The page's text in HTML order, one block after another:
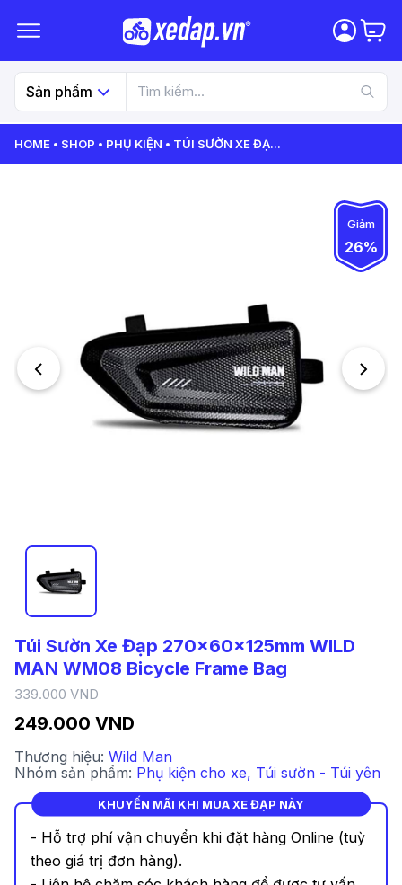
Sản phẩm
HOME SHOP PHỤ KIỆN TÚI SƯỜN XE ĐẠ...
Giảm
26%
Túi Sườn Xe Đạp 270x60x125mm WILD
MAN WM08 Bicycle Frame Bag
249.000 VND
339.000 VND
Thương hiệu: Wild Man
Nhóm sản phẩm: Phụ kiện cho xe, Túi sườn - Túi yên
KHUYẾN MÃI KHI MUA XE ĐẠP NÀY
- Hỗ trợ phí vận chuyển khi đặt hàng Online (tuỳ
theo giá trị đơn hàng).